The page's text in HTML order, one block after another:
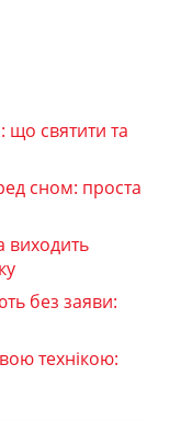
святити та
сном: проста
виходить
без заяви:
технікою: